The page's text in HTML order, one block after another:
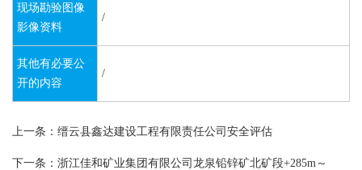
现场勘验图像
影像资料
/
其他有必要公
开的内容
/
上一条：缙云县鑫达建设工程有限责任公司安全评估
下一条：浙江佳和矿业集团有限公司龙泉铅锌矿北矿段+285m～